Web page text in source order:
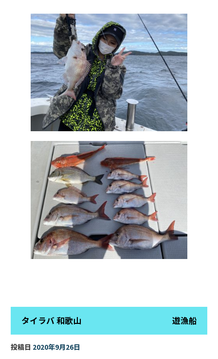
k
タイラバ 和歌山 遊漁船
投稿日 2020年9月26日